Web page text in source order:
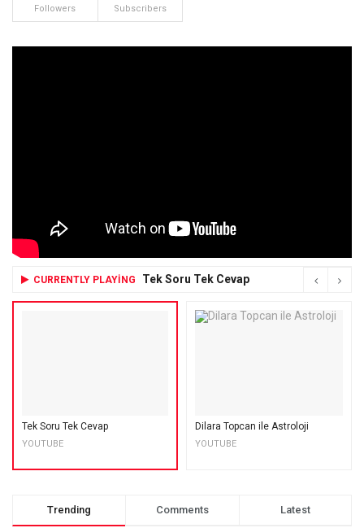
Followers Subscribers
CURRENTLY PLAYING Tek Soru Tek Cevap
Tek Soru Tek Cevap
YOUTUBE
Dilara Topcan ile Astroloji
YOUTUBE
Trending Comments Latest